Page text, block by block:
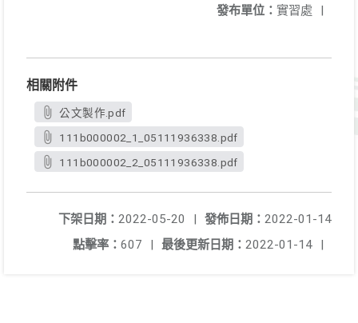
發布單位： 實習處 |
相關附件
公文製作.pdf
111b000002_1_05111936338.pdf
111b000002_2_05111936338.pdf
發佈日期： 2022-01-14
下架日期： 2022-05-20
|
最後更新日期： 2022-01-14 |
點擊率： 607 |